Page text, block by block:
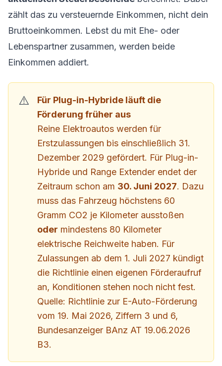
zählt das zu versteuernde Einkommen, nicht dein
Bruttoeinkommen. Lebst du mit Ehe- oder
Lebenspartner zusammen, werden beide
Einkommen addiert.
Für Plug-in-Hybride läuft die
Förderung früher aus
Reine Elektroautos werden für
Erstzulassungen bis einschließlich 31.
Dezember 2029 gefördert. Für Plug-in-
Hybride und Range Extender endet der
Zeitraum schon am 30. Juni 2027. Dazu
muss das Fahrzeug höchstens 60
Gramm CO2 je Kilometer ausstoßen
oder mindestens 80 Kilometer
elektrische Reichweite haben. Für
Zulassungen ab dem 1. Juli 2027 kündigt
die Richtlinie einen eigenen Förderaufruf
an, Konditionen stehen noch nicht fest.
Quelle: Richtlinie zur E-Auto-Förderung
vom 19. Mai 2026, Ziffern 3 und 6,
Bundesanzeiger BAnz AT 19.06.2026
B3.